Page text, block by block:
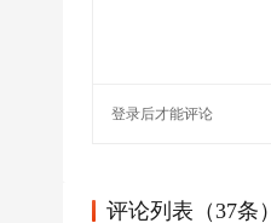
登录后才能评论
评论列表（37条）